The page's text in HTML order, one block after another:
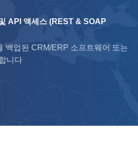
API 액세스 (REST & SOAP
백업된 CRM/ERP 소프트웨어 또는
니다